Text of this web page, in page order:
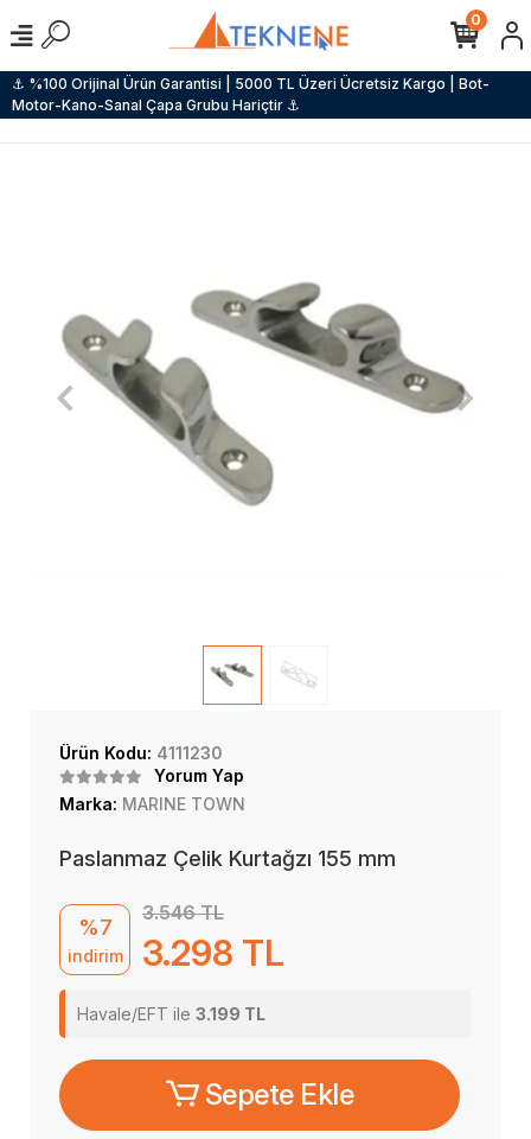
⚓ %100 Orijinal Ürün Garantisi | 5000 TL Üzeri Ücretsiz Kargo | Bot-
Motor-Kano-Sanal Çapa Grubu Hariçtir ⚓
0
Ürün Kodu: 4111230
Yorum Yap
Marka: MARINE TOWN
Paslanmaz Çelik Kurtağzı 155 mm
%7
indirim
3.546 TL
3.298 TL
Havale/EFT ile 3.199 TL
Sepete Ekle